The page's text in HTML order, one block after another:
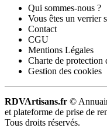
Qui sommes-nous ?
Vous êtes un verrier
Contact
CGU
Mentions Légales
Charte de protection
Gestion des cookies
RDVArtisans.fr ©
et plateforme de prise de
Tous droits réservés.